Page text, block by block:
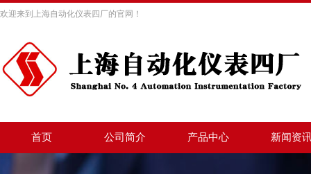
欢迎来到上海自动化仪表四厂的官网！
首页 公司简介 产品中心 新闻资